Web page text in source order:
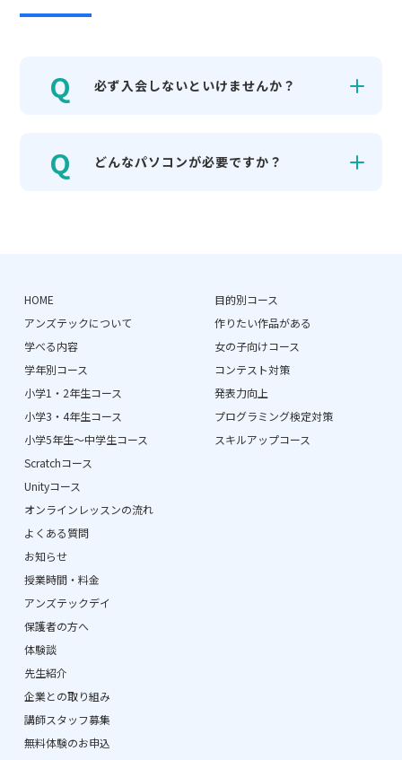
必ず入会しないといけませんか？
どんなパソコンが必要ですか？
HOME
アンズテックについて
学べる内容
学年別コース
小学1・2年生コース
小学3・4年生コース
小学5年生〜中学生コース
Scratchコース
Unityコース
オンラインレッスンの流れ
よくある質問
お知らせ
授業時間・料金
アンズテックデイ
目的別コース
作りたい作品がある
女の子向けコース
コンテスト対策
発表力向上
プログラミング検定対策
スキルアップコース
保護者の方へ
体験談
先生紹介
企業との取り組み
講師スタッフ募集
無料体験のお申込